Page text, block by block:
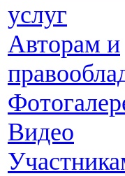
услуг
Авторам и
Видео